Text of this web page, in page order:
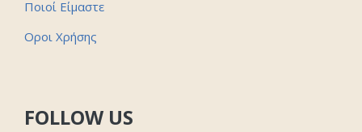
Ποιοί Είμαστε
Οροι Χρήσης
FOLLOW US